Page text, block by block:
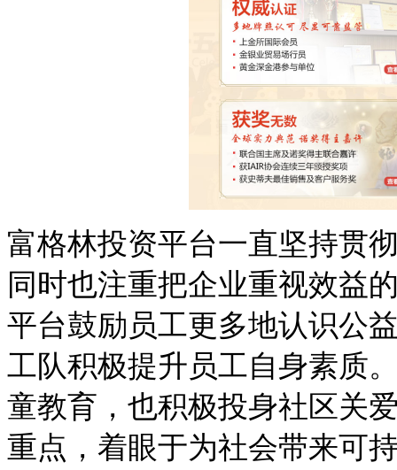
富格林投资平台一直坚持贯
同时也注重把企业重视效益
平台鼓励员工更多地认识公
工队积极提升员工自身素质
童教育 ，也积极投身社区关
重点，着眼于为社会带来可